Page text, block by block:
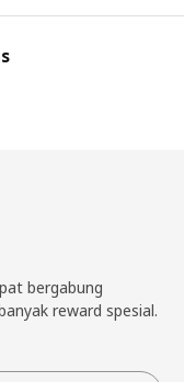
bergabung
reward spesial.